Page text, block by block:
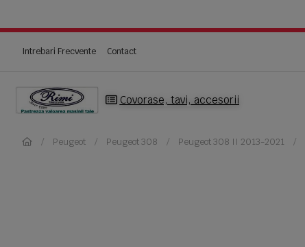
Intrebari Frecvente Contact
Covorase, tavi, accesorii
Peugeot Peugeot 308 Peugeot 308 II 2013-2021